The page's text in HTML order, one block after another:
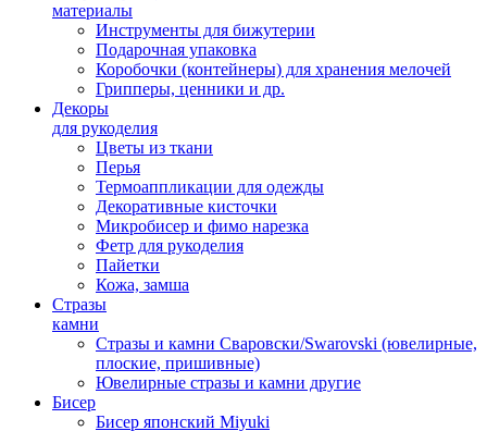
материалы
Инструменты для бижутерии
Подарочная упаковка
Коробочки (контейнеры) для хранения мелочей
Грипперы, ценники и др.
Декоры
для рукоделия
Цветы из ткани
Перья
Термоаппликации для одежды
Декоративные кисточки
Микробисер и фимо нарезка
Фетр для рукоделия
Пайетки
Кожа, замша
Стразы
камни
Стразы и камни Сваровски/Swarovski (ювелирные,
плоские, пришивные)
Ювелирные стразы и камни другие
Бисер
Бисер японский Miyuki